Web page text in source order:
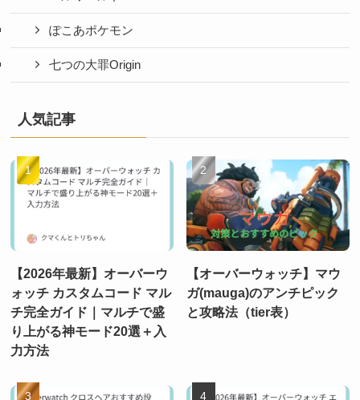
ぽこあポケモン
七つの大罪Origin
人気記事
【2026年最新】オーバーウ
ォッチ カスタムコード マル
チ完全ガイド｜マルチで盛
り上がる神モード20選＋入
力方法
【オーバーウォッチ】マウ
ガ(mauga)のアンチピック
と攻略法（tier表）